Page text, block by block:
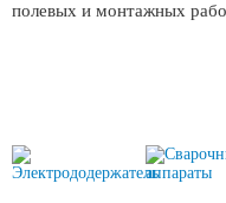
полевых и монтажных